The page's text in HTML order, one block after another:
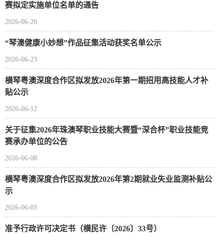
赛拟定实施单位名单的通告
2026-06-26
“琴澳健康小妙想”作品征集活动获奖名单公示
2026-06-23
横琴粤澳深度合作区拟发放2026年第一期招用高技能人才补
贴公示
2026-06-12
关于征集2026年珠澳琴职业技能大赛暨“深合杯”职业技能竞
赛承办单位的公告
2026-06-08
横琴粤澳深度合作区拟发放2026年第2期就业失业监测补贴公
示
2026-06-03
准予行政许可决定书（横民许〔2026〕33号）